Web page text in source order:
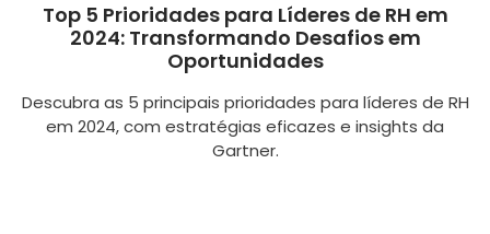
Top 5 Prioridades para Líderes de RH em
2024: Transformando Desafios em
Oportunidades
Descubra as 5 principais prioridades para líderes de RH
em 2024, com estratégias eficazes e insights da
Gartner.